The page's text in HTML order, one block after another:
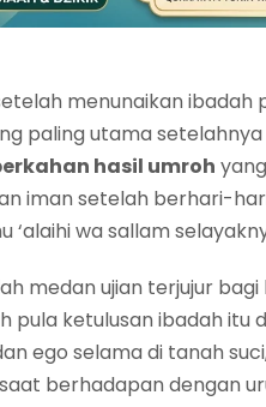
menunaikan
paling utama
hasil umroh
iman setelah berhari-
‘alaihi wa sallam
medan ujian terjujur
pula ketulusan ibadah itu
ego selama di tanah
berhadapan dengan